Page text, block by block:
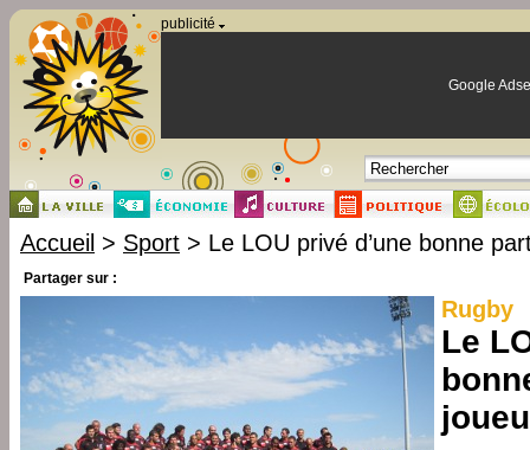
publicité
Google
Accueil > Sport > Le LOU privé d’une bonne
Partager sur :
Rugby
Le
Panneau de gestion des cookies